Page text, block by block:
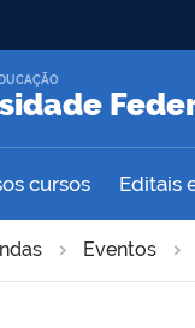
cursos Editais
Eventos